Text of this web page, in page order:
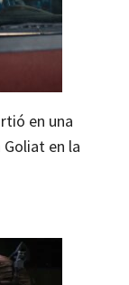
en una
en la